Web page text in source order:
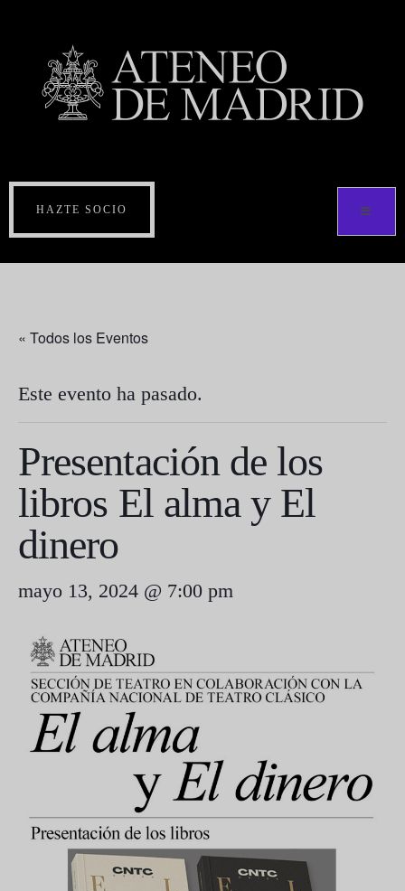
HAZTE SOCIO
« Todos los Eventos
Este evento ha pasado.
Presentación de los
libros El alma y El
dinero
mayo 13, 2024 @ 7:00 pm